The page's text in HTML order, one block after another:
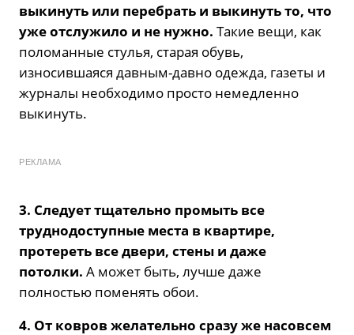
выкинуть или перебрать и выкинуть то, что
уже отслужило и не нужно. Такие вещи, как
поломанные стулья, старая обувь,
износившаяся давным-давно одежда, газеты и
журналы необходимо просто немедленно
выкинуть.
РЕКЛАМА
3. Следует тщательно промыть все
труднодоступные места в квартире,
протереть все двери, стены и даже
потолки. А может быть, лучше даже
полностью поменять обои.
4. От ковров желательно сразу же насовсем